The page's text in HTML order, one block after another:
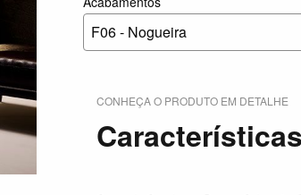
F06 - Nogueira
CONHEÇA O PRODUTO EM DETALHE
Características